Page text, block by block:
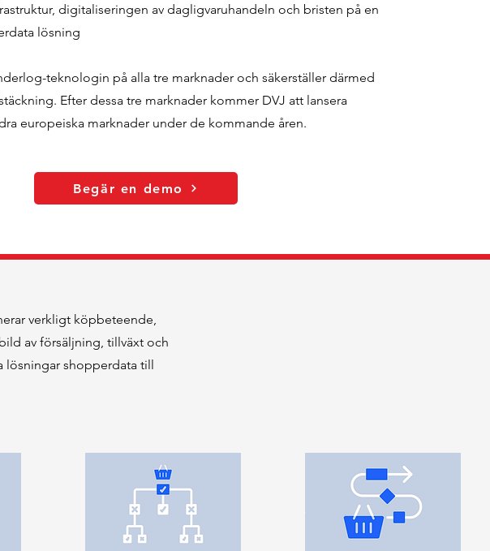
digitaliseringen av dagligvaruhandeln och bristen på en
lösning
teknologin på alla tre marknader och säkerställer därmed
Efter dessa tre marknader kommer DVJ att lansera
europeiska marknader under de kommande åren.
Begär en demo
verkligt köpbeteende,
av försäljning, tillväxt och
lösningar shopperdata till